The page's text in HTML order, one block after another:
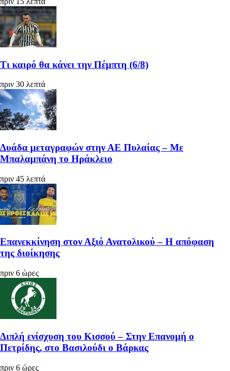
Τι καιρό θα κάνει την Πέμπτη (6/8)
πριν 30 λεπτά
Δυάδα μεταγραφών στην ΑΕ Πυλαίας – Με
Μπαλαμπάνη το Ηράκλειο
πριν 45 λεπτά
Επανεκκίνηση στον Αξιό Ανατολικού – Η απόφαση
της διοίκησης
πριν 6 ώρες
Διπλή ενίσχυση του Κισσού – Στην Επανομή ο
Πετρίδης, στο Βασιλούδι ο Βάρκας
πριν 6 ώρες